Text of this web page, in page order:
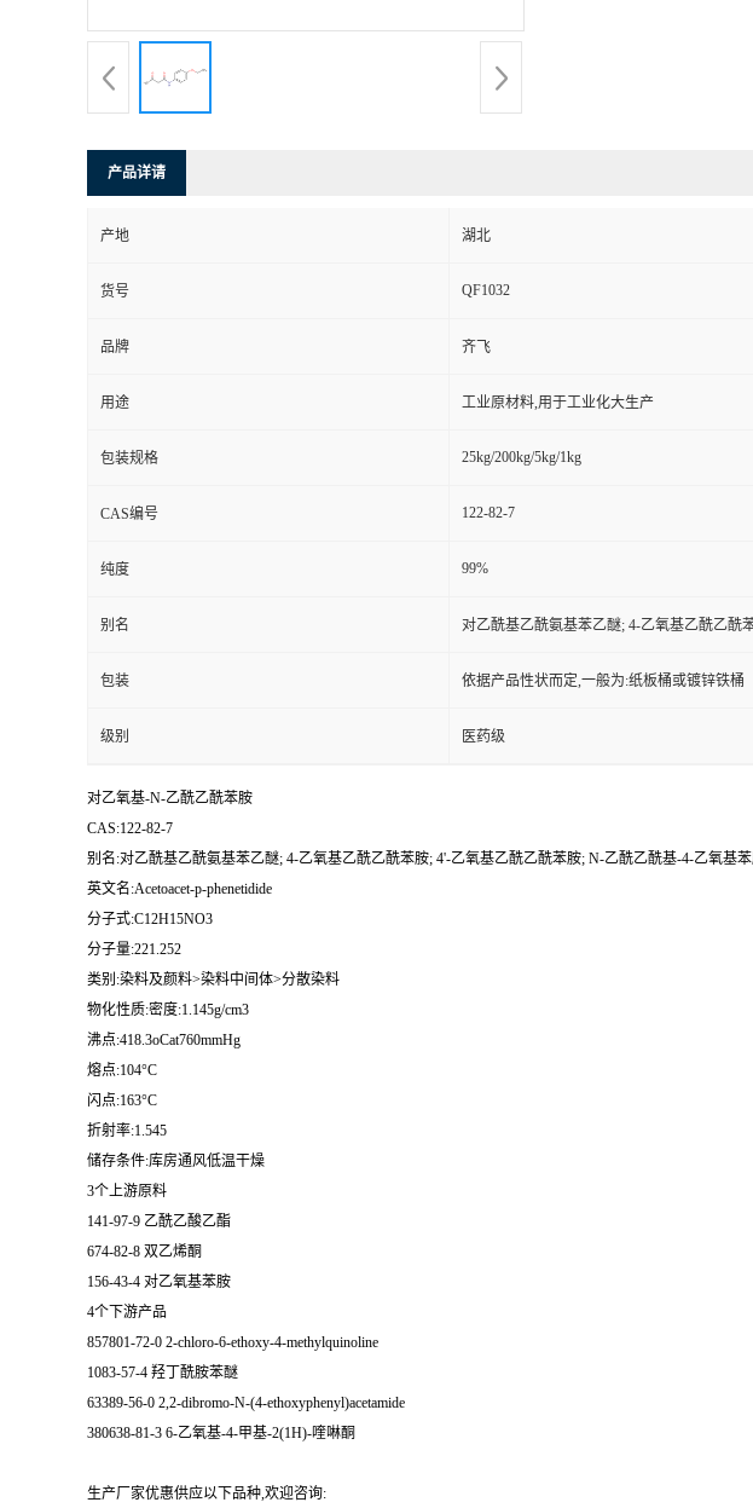
产品详请
产地 湖北
货号 QF1032
品牌 齐飞
用途 工业原材料,用于工业化大生产
包装规格 25kg/200kg/5kg/1kg
CAS编号 122-82-7
纯度 99%
别名 对乙酰基乙酰氨基苯乙醚; 4-乙氧基乙酰乙酰
包装 依据产品性状而定,一般为:纸板桶或镀锌铁桶
级别 医药级
对乙氧基-N-乙酰乙酰苯胺
CAS:122-82-7
别名:对乙酰基乙酰氨基苯乙醚; 4-乙氧基乙酰乙酰苯胺; 4'-乙氧基乙酰乙酰苯胺; N-乙酰乙酰基-4-乙氧基
英文名:Acetoacet-p-phenetidide
分子式:C12H15NO3
分子量:221.252
类别:染料及颜料>染料中间体>分散染料
物化性质:密度:1.145g/cm3
沸点:418.3oCat760mmHg
熔点:104°C
闪点:163°C
折射率:1.545
储存条件:库房通风低温干燥
3个上游原料
141-97-9 乙酰乙酸乙酯
674-82-8 双乙烯酮
156-43-4 对乙氧基苯胺
4个下游产品
857801-72-0 2-chloro-6-ethoxy-4-methylquinoline
1083-57-4 羟丁酰胺苯醚
63389-56-0 2,2-dibromo-N-(4-ethoxyphenyl)acetamide
380638-81-3 6-乙氧基-4-甲基-2(1H)-喹啉酮
生产厂家优惠供应以下品种,欢迎咨询: